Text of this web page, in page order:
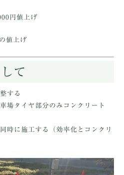
円値上げ
値上げ
て
する
場タイヤ部分のみコンクリート
時に施工する（効率化とコンクリ